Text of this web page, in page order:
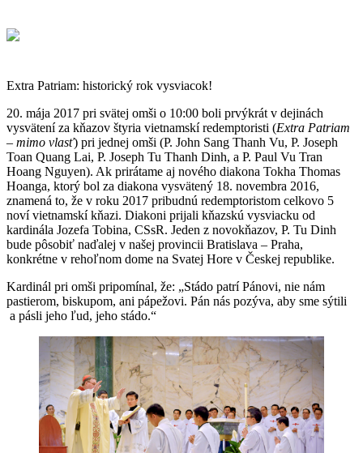
Extra Patriam: historický rok vysviacok!
20. mája 2017 pri svätej omši o 10:00 boli prvýkrát v dejinách
vysvätení za kňazov štyria vietnamskí redemptoristi (Extra Patriam
– mimo vlasť) pri jednej omši (P. John Sang Thanh Vu, P. Joseph
Toan Quang Lai, P. Joseph Tu Thanh Dinh, a P. Paul Vu Tran
Hoang Nguyen). Ak prirátame aj nového diakona Tokha Thomas
Hoanga, ktorý bol za diakona vysvätený 18. novembra 2016,
znamená to, že v roku 2017 pribudnú redemptoristom celkovo 5
noví vietnamskí kňazi. Diakoni prijali kňazskú vysviacku od
kardinála Jozefa Tobina, CSsR. Jeden z novokňazov, P. Tu Dinh
bude pôsobiť naďalej v našej provincii Bratislava – Praha,
konkrétne v rehoľnom dome na Svatej Hore v Českej republike.
Kardinál pri omši pripomínal, že: „Stádo patrí Pánovi, nie nám
pastierom, biskupom, ani pápežovi. Pán nás pozýva, aby sme sýtili
a pásli jeho ľud, jeho stádo.“